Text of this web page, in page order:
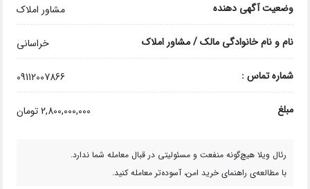
وضعیت آگهی دهنده مشاور املاک
نام و نام خانوادگی مالک / مشاور املاک خراسانی
شماره تماس : 09112007866
مبلغ 2,800,000,000 تومان
رئال ویلا هیچ‌گونه منفعت و مسئولیتی در قبال معامله شما ندارد.
با مطالعه‌ی راهنمای خرید امن، آسوده‌تر معامله کنید.